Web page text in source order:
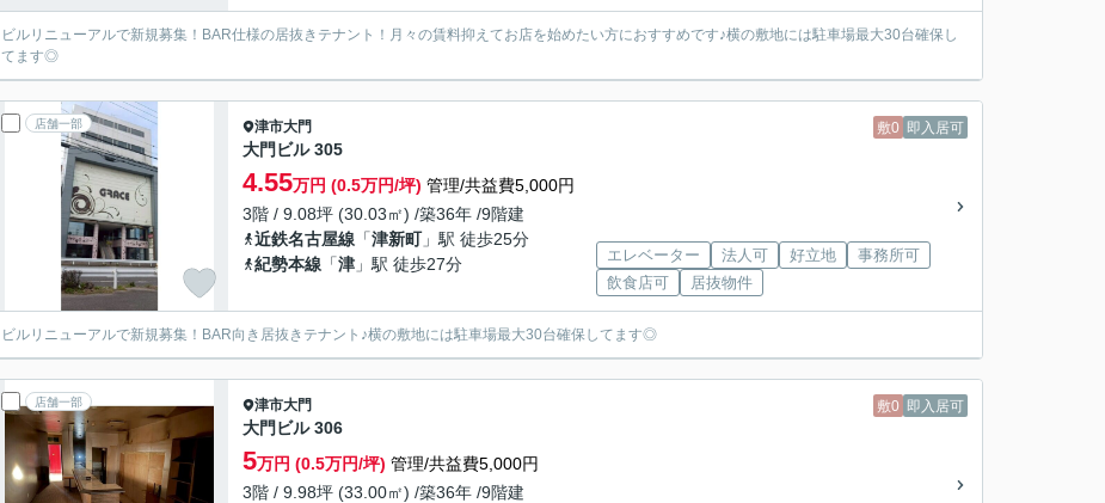
ビルリニューアルで新規募集！BAR仕様の居抜きテナント！月々の賃料抑えてお店を始めたい方におすすめです♪横の敷地には駐車場最大30台確保し
てます◎
店舗一部 敷0 即入居可
津市大門
大門ビル 305
4.55万円 (0.5万円/坪) 管理/共益費5,000円
3階 / 9.08坪 (30.03㎡) /築36年 /9階建
近鉄名古屋線 「津新町」駅 徒歩25分
紀勢本線 「津 」駅 徒歩27分 エレベーター 法人可 好立地
事務所可
飲食店可
居抜物件
ビルリニューアルで新規募集！BAR向き居抜きテナント♪横の敷地には駐車場最大30台確保してます◎
店舗一部 敷0 即入居可
津市大門
大門ビル 306
5万円 (0.5万円/坪) 管理/共益費5,000円
3階 / 9.98坪 (33.00㎡) /築36年 /9階建